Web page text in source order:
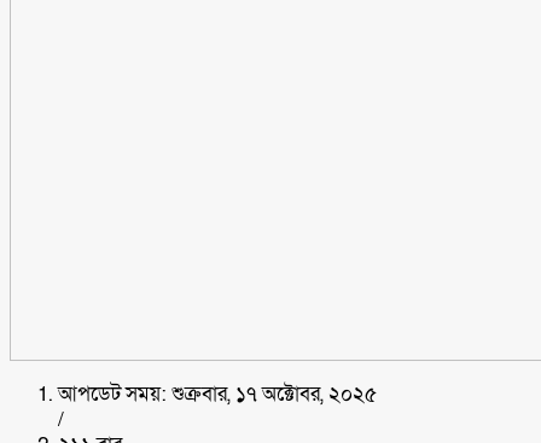
আপডেট সময়: শুক্রবার, ১৭ অক্টোবর, ২০২৫
/